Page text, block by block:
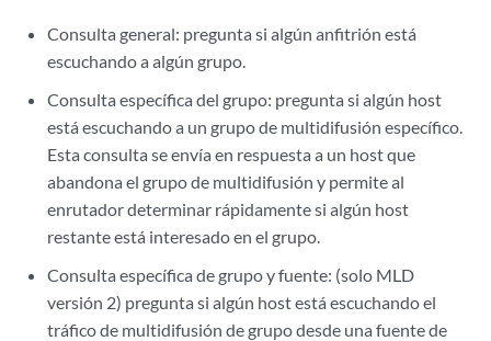
Consulta general: pregunta si algún anfitrión está
escuchando a algún grupo.
Consulta específica del grupo: pregunta si algún host
está escuchando a un grupo de multidifusión específico.
Esta consulta se envía en respuesta a un host que
abandona el grupo de multidifusión y permite al
enrutador determinar rápidamente si algún host
restante está interesado en el grupo.
Consulta específica de grupo y fuente: (solo MLD
versión 2) pregunta si algún host está escuchando el
tráfico de multidifusión de grupo desde una fuente de